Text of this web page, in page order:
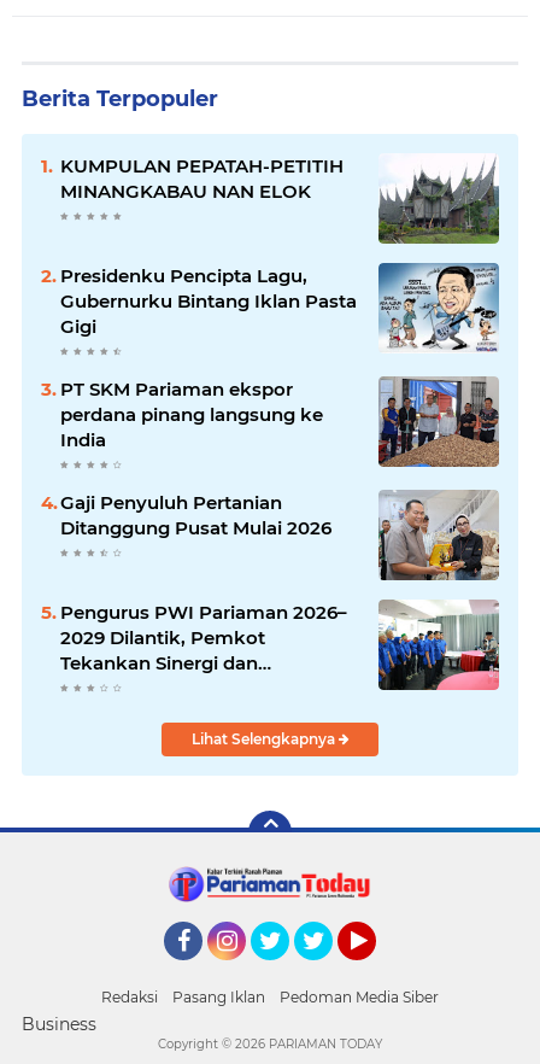
Berita Terpopuler
KUMPULAN PEPATAH-PETITIH
MINANGKABAU NAN ELOK
Presidenku Pencipta Lagu,
Gubernurku Bintang Iklan Pasta
Gigi
PT SKM Pariaman ekspor
perdana pinang langsung ke
India
Gaji Penyuluh Pertanian
Ditanggung Pusat Mulai 2026
Pengurus PWI Pariaman 2026–
2029 Dilantik, Pemkot
Tekankan Sinergi dan
Profesionalisme Pers
Lihat Selengkapnya
Redaksi Pasang Iklan Pedoman Media Siber
Business
Copyright © 2026 PARIAMAN TODAY